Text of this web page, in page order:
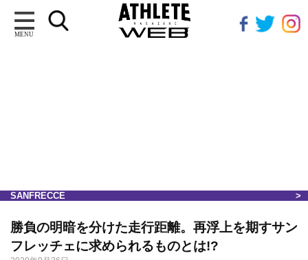
MENU
SANFRECCE
勝負の明暗を分けた走行距離。再浮上を期すサン
フレッチェに求められるものとは!?